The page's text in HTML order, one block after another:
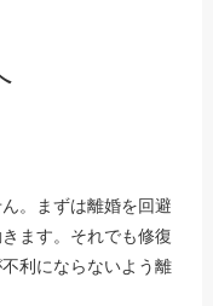
。まずは離婚を回避
ます。それでも修復
利にならないよう離